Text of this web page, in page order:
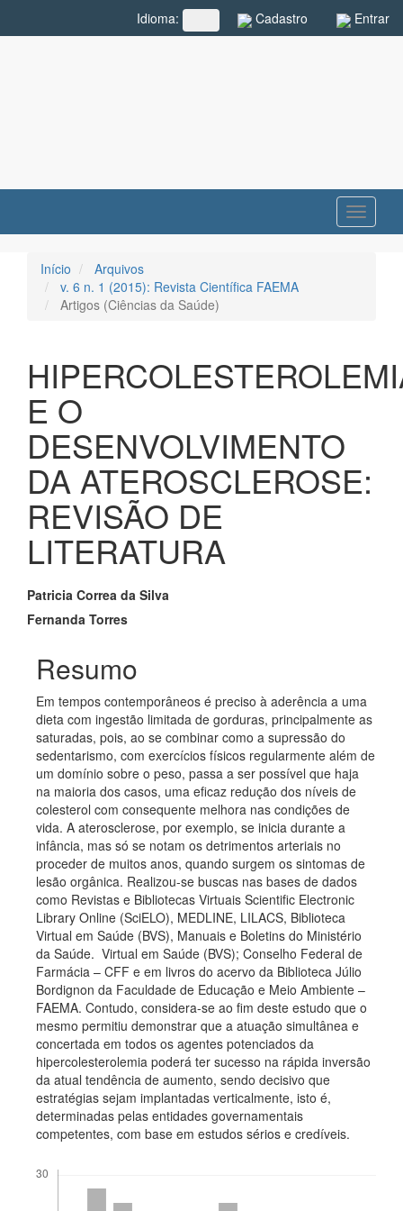
Cadastro Entrar
Idioma: ##plugins.themes.rcf.language.toggle##
Toggle
Início
Arquivos
v. 6 n. 1 (2015): Revista Científica FAEMA
Artigos (Ciências da Saúde)
E O
DESENVOLVIMENTO
DA ATEROSCLEROSE:
REVISÃO DE
LITERATURA
Conteúdo
do
artigo
principal
Patricia Correa da Silva
Fernanda Torres
Resumo
Em tempos contemporâneos é preciso à aderência a uma
dieta com ingestão limitada de gorduras, principalmente as
saturadas, pois, ao se combinar como a supressão do
sedentarismo, com exercícios físicos regularmente além de
um domínio sobre o peso, passa a ser possível que haja
na maioria dos casos, uma eficaz redução dos níveis de
colesterol com consequente melhora nas condições de
vida. A aterosclerose, por exemplo, se inicia durante a
infância, mas só se notam os detrimentos arteriais no
proceder de muitos anos, quando surgem os sintomas de
lesão orgânica. Realizou-se buscas nas bases de dados
como Revistas e Bibliotecas Virtuais Scientific Electronic
Library Online (SciELO), MEDLINE, LILACS, Biblioteca
Virtual em Saúde (BVS), Manuais e Boletins do Ministério
da Saúde. Virtual em Saúde (BVS); Conselho Federal de
Farmácia – CFF e em livros do acervo da Biblioteca Júlio
Bordignon da Faculdade de Educação e Meio Ambiente –
FAEMA. Contudo, considera-se ao fim deste estudo que o
mesmo permitiu demonstrar que a atuação simultânea e
concertada em todos os agentes potenciados da
hipercolesterolemia poderá ter sucesso na rápida inversão
da atual tendência de aumento, sendo decisivo que
estratégias sejam implantadas verticalmente, isto é,
determinadas pelas entidades governamentais
competentes, com base em estudos sérios e credíveis.